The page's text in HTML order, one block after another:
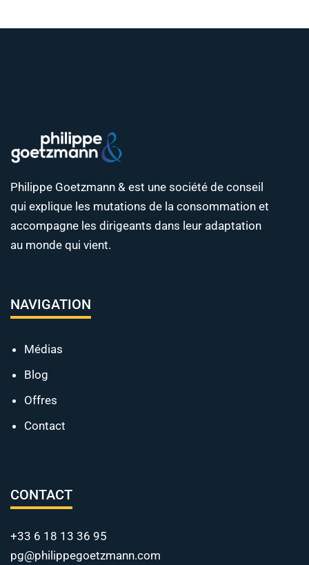
Philippe Goetzmann & est une société de conseil
qui explique les mutations de la consommation et
accompagne les dirigeants dans leur adaptation
au monde qui vient.
NAVIGATION
Médias
Blog
Offres
Contact
CONTACT
+33 6 18 13 36 95
pg@philippegoetzmann.com